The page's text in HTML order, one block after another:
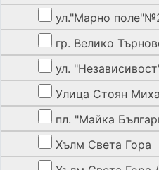
ул."Марно
гр. Велико
ул.
Улица Стоян
пл. "Майка
Хълм Света Гора